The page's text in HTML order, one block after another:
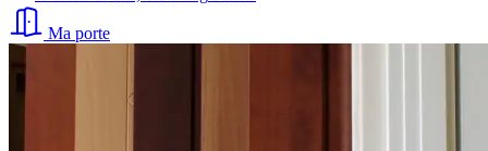
Ma porte